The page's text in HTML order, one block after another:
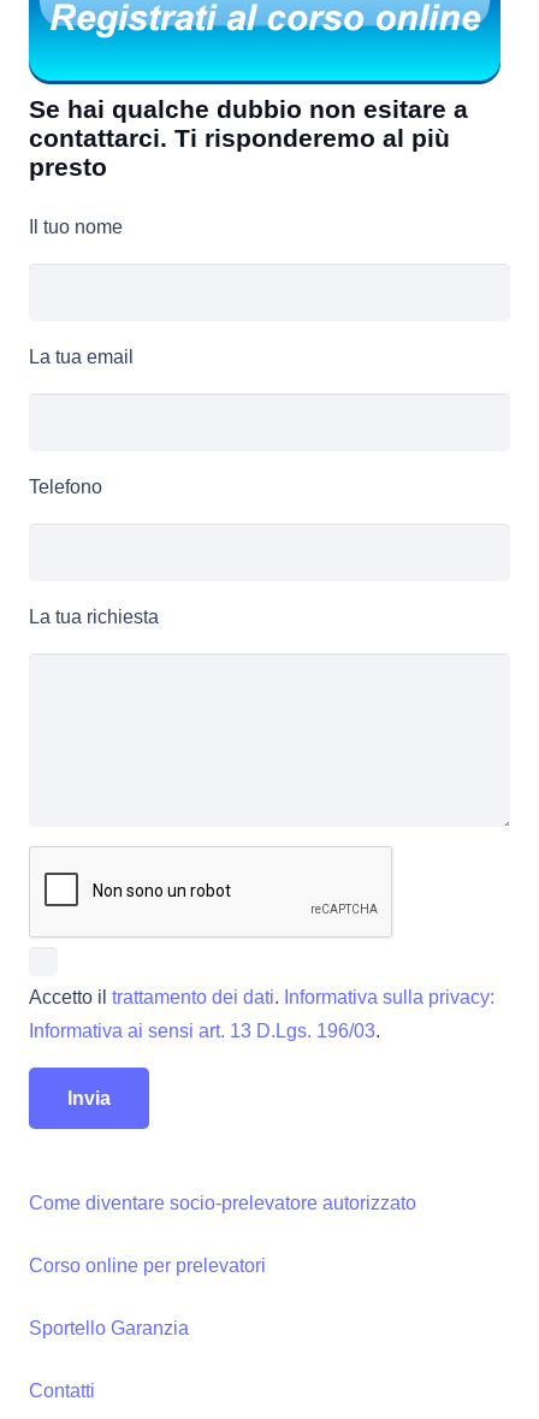
Se hai qualche dubbio non esitare a
contattarci. Ti risponderemo al più
presto
Il tuo nome
La tua email
Telefono
La tua richiesta
Accetto il trattamento dei dati. Informativa sulla privacy:
Informativa ai sensi art. 13 D.Lgs. 196/03.
Come diventare socio-prelevatore autorizzato
Corso online per prelevatori
Sportello Garanzia
Contatti